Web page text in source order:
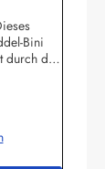
durch den
Hat